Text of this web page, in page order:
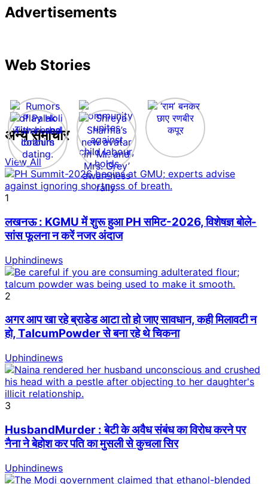
Advertisements
Web Stories
अन्य समाचार
View All
1
लखनऊ : KGMU में शुरू हुआ PH समिट-2026, विशेषज्ञ बोले-
सांस फूलना न करें नजर अंदाज
Uphindinews
2
अगर आप खा रहे ब्राडेड आटा तो हो जाए सावधान, कही मिलावटी न
हो, TalcumPowder से बना रहे थे चिकना
Uphindinews
3
HusbandMurder : बेटी के अवैध संबंध का विरोध करने पर
नैना ने बेहोश कर पति का मुसली से कुचला सिर
Uphindinews